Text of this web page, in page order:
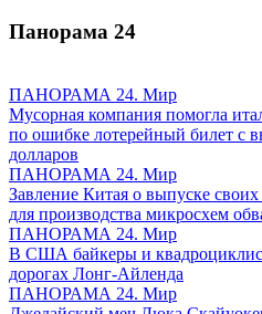
Панорама 24
ПАНОРАМА 24. Мир
Мусорная компания помогла
по ошибке лотерейный билет с
долларов
ПАНОРАМА 24. Мир
Завление Китая о выпуске
для производства микросхем
ПАНОРАМА 24. Мир
В США байкеры и
дорогах Лонг-Айленда
ПАНОРАМА 24. Мир